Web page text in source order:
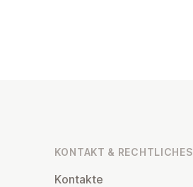
KONTAKT & RECHT­LI­CHES
Kontakte